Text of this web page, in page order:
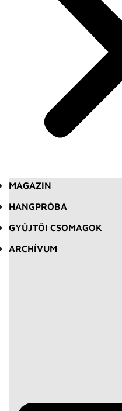
MAGAZIN
HANGPRÓBA
GYŰJTŐI CSOMAGOK
ARCHÍVUM